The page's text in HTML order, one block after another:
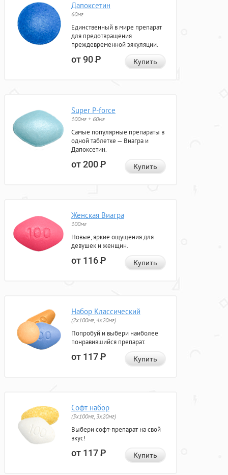
Дапоксетин
60мг
Единственный в мире препарат
для предотвращения
преждевременной эякуляции.
от 90Р Купить
Super P-force
100мг + 60мг
Самые популярные препараты в
одной таблетке — Виагра и
Дапоксетин.
от 200Р Купить
Женская Виагра
100мг
Новые, яркие ощущения для
девушек и женщин.
от 116Р Купить
Набор Классический
(2x100мг, 4x20мг)
Попробуй и выбери наиболее
понравившийся препарат.
от 117Р Купить
Софт набор
(3x100мг, 3x20мг)
Выбери софт-препарат на свой
вкус!
от 117Р Купить